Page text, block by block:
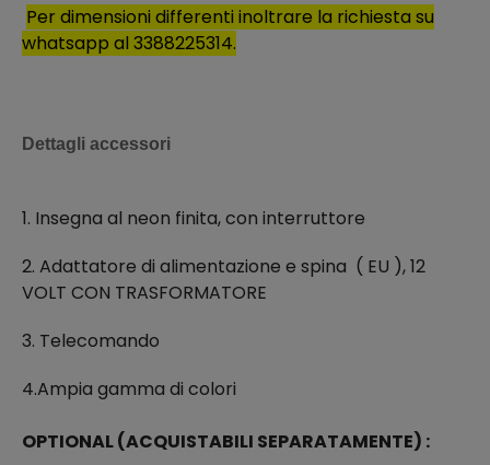
Per dimensioni differenti inoltrare la richiesta su
whatsapp al 3388225314.
Dettagli accessori
1. Insegna al neon finita, con interruttore
2. Adattatore di alimentazione e spina ( EU ), 12
VOLT CON TRASFORMATORE
3. Telecomando
4.Ampia gamma di colori
OPTIONAL (ACQUISTABILI SEPARATAMENTE) :